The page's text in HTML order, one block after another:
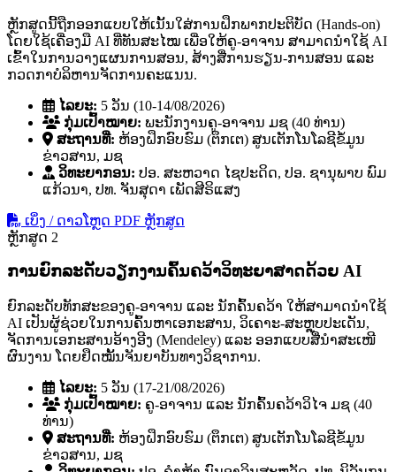
ຫຼັກສູດນີ້ຖືກອອກແບບໃຫ້ເນັ້ນໃສ່ການຝຶກພາກປະຕິບັດ (Hands-on)
ໂດຍໃຊ້ເຄື່ອງມື AI ທີ່ທັນສະໄໝ ເພື່ອໃຫ້ຄູ-ອາຈານ ສາມາດນໍາໃຊ້ AI
ເຂົ້າໃນການວາງແຜນການສອນ, ສ້າງສື່ການຮຽນ-ການສອນ ແລະ
ກວດກາບໍລິຫານຈັດການຄະແນນ.
ໄລຍະ: 5 ວັນ (10-14/08/2026)
ກຸ່ມເປົ້າໝາຍ: ພະນັກງານຄູ-ອາຈານ ມຊ (40 ທ່ານ)
ສະຖານທີ່: ຫ້ອງຝຶກອົບຮົມ (ຕຶກເຕ) ສູນເຕັກໂນໂລຊີຂໍ້ມູນ
ຂ່າວສານ, ມຊ
ວິທະຍາກອນ: ປອ. ສະຫວາດ ໄຊປະດິດ, ປອ. ຊານຸພາບ ພົມ
ແກ້ວນາ, ປທ. ຈັນສຸດາ ເພັດສີຣິແສງ
ເບິ່ງ / ດາວໂຫຼດ PDF ຫຼັກສູດ
ຫຼັກສູດ 2
ການຍົກລະດັບວຽກງານຄົ້ນຄວ້າວິທະຍາສາດດ້ວຍ AI
ຍົກລະດັບທັກສະຂອງຄູ-ອາຈານ ແລະ ນັກຄົ້ນຄວ້າ ໃຫ້ສາມາດນໍາໃຊ້
AI ເປັນຜູ້ຊ່ວຍໃນການຄົ້ນຫາເອກະສານ, ວິເຄາະ-ສະຫຼຸບປະເດັນ,
ຈັດການເອກະສານອ້າງອີງ (Mendeley) ແລະ ອອກແບບສື່ນໍາສະເໜີ
ຜົນງານ ໂດຍຢຶດໝັ້ນຈັນຍາບັນທາງວິຊາການ.
ໄລຍະ: 5 ວັນ (17-21/08/2026)
ກຸ່ມເປົ້າໝາຍ: ຄູ-ອາຈານ ແລະ ນັກຄົ້ນຄວ້າວິໄຈ ມຊ (40
ທ່ານ)
ສະຖານທີ່: ຫ້ອງຝຶກອົບຮົມ (ຕຶກເຕ) ສູນເຕັກໂນໂລຊີຂໍ້ມູນ
ຂ່າວສານ, ມຊ